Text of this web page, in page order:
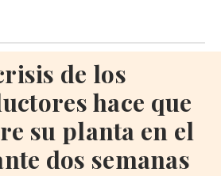
de los
hace que
su planta en el
dos semanas